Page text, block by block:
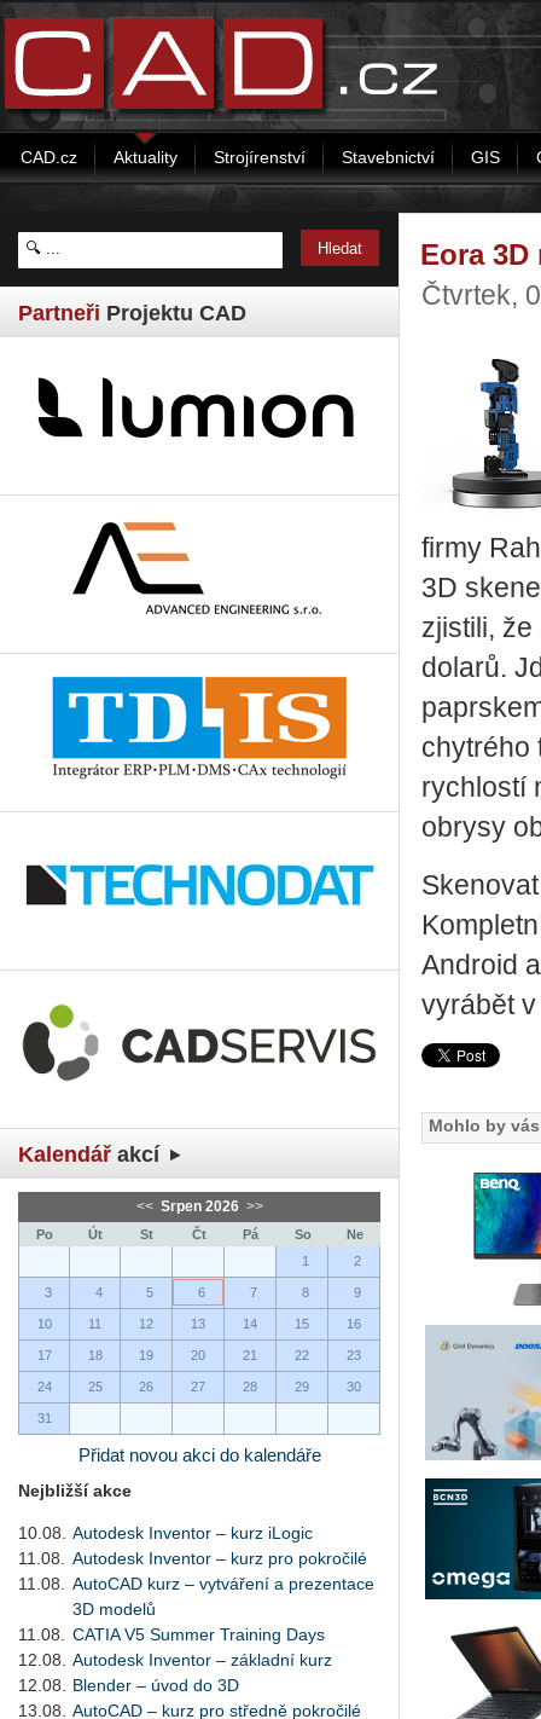
CAD.cz Aktuality Strojírenství Stavebnictví GIS
Partneři Projektu CAD
Kalendář akcí
<< Srpen 2026 >>
Po Út St Čt Pá So
Ne
1
2
3 4 5 6 7 8 9
10 11 12 13 14 15 16
17 18 19 20 21 22 23
24 25 26 27 28 29 30
31
Přidat novou akci do kalendáře
Nejbližší akce
10.08.
Autodesk Inventor – kurz iLogic
11.08.
Autodesk Inventor – kurz pro pokročilé
11.08.
AutoCAD kurz – vytváření a prezentace
3D modelů
11.08.
CATIA V5 Summer Training Days
12.08.
Autodesk Inventor – základní kurz
12.08.
Blender – úvod do 3D
13.08.
AutoCAD – kurz pro středně pokročilé
Eora
Čtvrtek,
firmy
3D
zjistili,
dolarů.
chytrého
rychlostí
obrysy
Android
vyrábět
Mohlo by